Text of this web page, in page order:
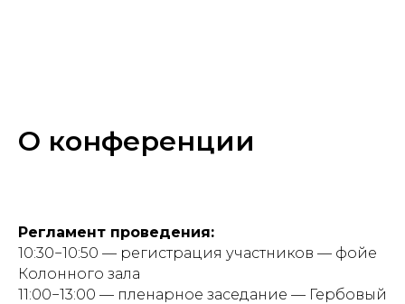
О конференции
Регламент проведения:
10:30−10:50 — регистрация участников — фойе
Колонного зала
11:00−13:00 — пленарное заседание — Гербовый